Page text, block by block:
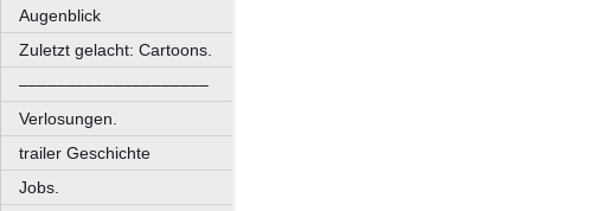
Augenblick
Zuletzt gelacht: Cartoons.
––––––––––––––––––––
Verlosungen.
trailer Geschichte
Jobs.